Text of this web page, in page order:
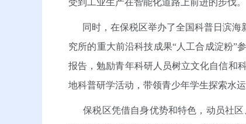
受到工业生产在智能化道路上前进的步伐。
同时，在保税区举办了全国科普日滨海
究所的重大前沿科技成果“人工合成淀粉”
报告，勉励青年科研人员树立文化自信和
地科普研学活动，带领青少年学生探索水
保税区凭借自身优势和特色，动员社区